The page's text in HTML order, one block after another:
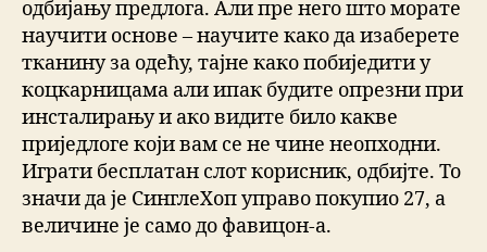
одбијању предлога. Али пре него што морате
научити основе – научите како да изаберете
тканину за одећу, тајне како побиједити у
коцкарницама али ипак будите опрезни при
инсталирању и ако видите било какве
приједлоге који вам се не чине неопходни.
Играти бесплатан слот корисник, одбијте. То
значи да је СинглеХоп управо покупио 27, а
величине је само до фавицон-а.